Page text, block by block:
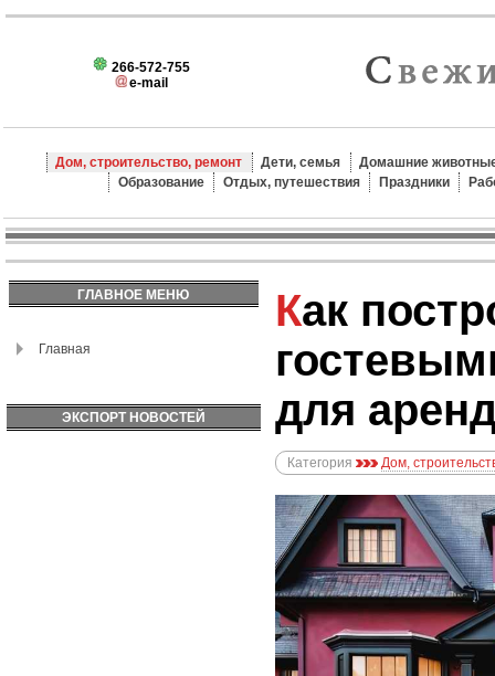
266-572-755
e-mail
Дом, строительство, ремонт Дети, семья
Домашние
Образование
Отдых, путешествия Праздники
ГЛАВНОЕ МЕНЮ
Главная
ЭКСПОРТ НОВОСТЕЙ
Как построить дачу с
для
Категория Дом,